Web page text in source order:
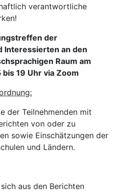
verantwortliche
der
Interessierten an den
Raum am
bis 19 Uhr via Zoom
der Teilnehmenden mit
von oder zu
sowie Einschätzungen der
und Ländern.
aus den Berichten